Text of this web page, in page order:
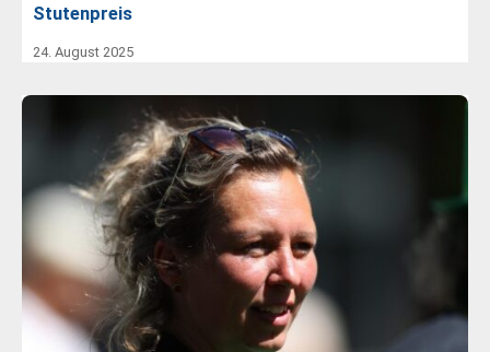
Stutenpreis
24. August 2025